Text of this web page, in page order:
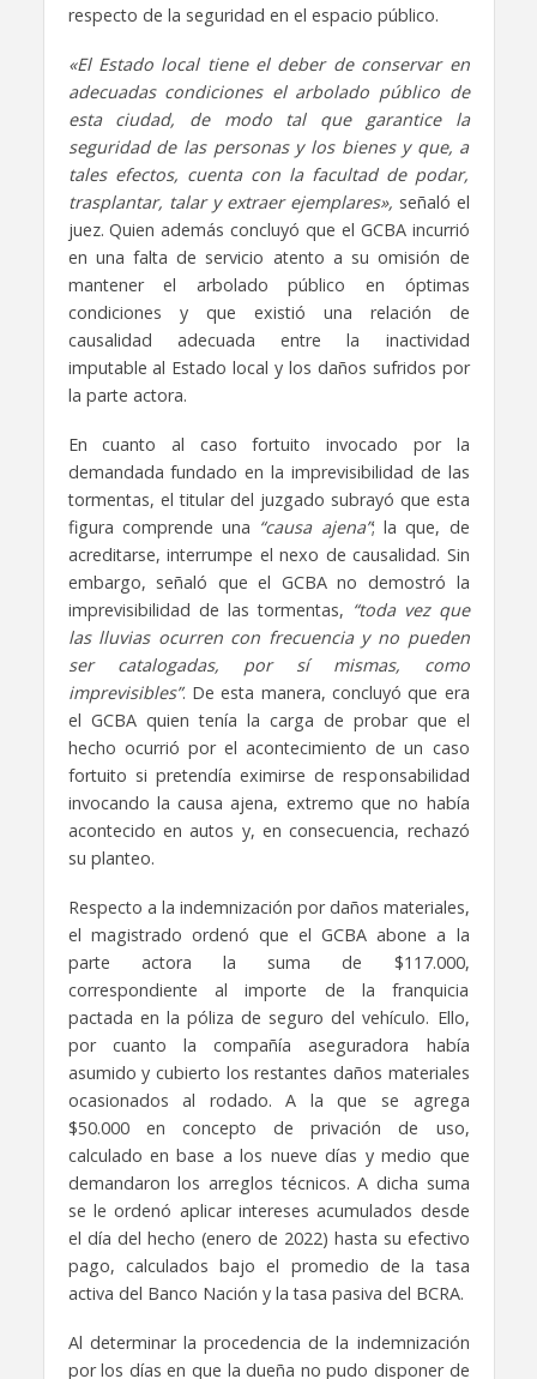
respecto de la seguridad en el espacio público.
«El Estado local tiene el deber de conservar en
adecuadas condiciones el arbolado público de
esta ciudad, de modo tal que garantice la
seguridad de las personas y los bienes y que, a
tales efectos, cuenta con la facultad de podar,
trasplantar, talar y extraer ejemplares», señaló el
juez. Quien además concluyó que el GCBA incurrió
en una falta de servicio atento a su omisión de
mantener el arbolado público en óptimas
condiciones y que existió una relación de
causalidad adecuada entre la inactividad
imputable al Estado local y los daños sufridos por
la parte actora.
En cuanto al caso fortuito invocado por la
demandada fundado en la imprevisibilidad de las
tormentas, el titular del juzgado subrayó que esta
figura comprende una “causa ajena”; la que, de
acreditarse, interrumpe el nexo de causalidad. Sin
embargo, señaló que el GCBA no demostró la
imprevisibilidad de las tormentas, “toda vez que
las lluvias ocurren con frecuencia y no pueden
ser catalogadas, por sí mismas, como
imprevisibles”. De esta manera, concluyó que era
el GCBA quien tenía la carga de probar que el
hecho ocurrió por el acontecimiento de un caso
fortuito si pretendía eximirse de responsabilidad
invocando la causa ajena, extremo que no había
acontecido en autos y, en consecuencia, rechazó
su planteo.
Respecto a la indemnización por daños materiales,
el magistrado ordenó que el GCBA abone a la
parte actora la suma de $117.000,
correspondiente al importe de la franquicia
pactada en la póliza de seguro del vehículo. Ello,
por cuanto la compañía aseguradora había
asumido y cubierto los restantes daños materiales
ocasionados al rodado. A la que se agrega
$50.000 en concepto de privación de uso,
calculado en base a los nueve días y medio que
demandaron los arreglos técnicos. A dicha suma
se le ordenó aplicar intereses acumulados desde
el día del hecho (enero de 2022) hasta su efectivo
pago, calculados bajo el promedio de la tasa
activa del Banco Nación y la tasa pasiva del BCRA.
Al determinar la procedencia de la indemnización
por los días en que la dueña no pudo disponer de